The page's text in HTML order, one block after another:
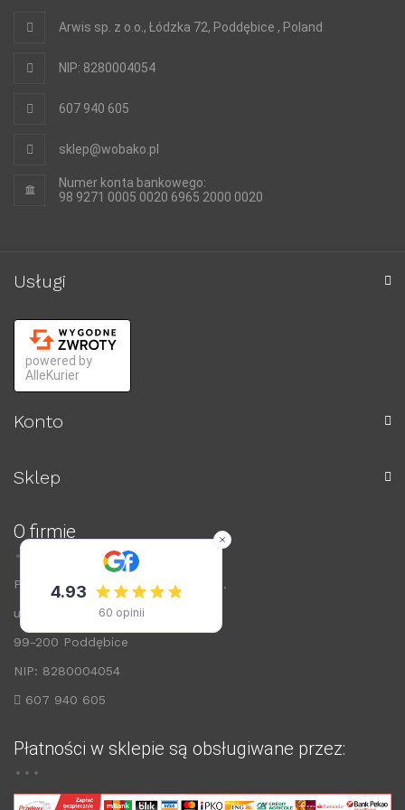
Arwis sp. z o.o., Łódzka 72, Poddębice , Poland
NIP: 8280004054
607 940 605
sklep@wobako.pl
Numer konta bankowego:
98 9271 0005 0020 6965 2000 0020
Usługi
powered by
AlleKurier
Konto
Sklep
O firmie
Przedsiębiorstwo ARWIS Sp. z o.o.
ul. Łódzka 72
99-200 Poddębice
NIP: 8280004054
607 940 605
Płatności w sklepie są obsługiwane przez: